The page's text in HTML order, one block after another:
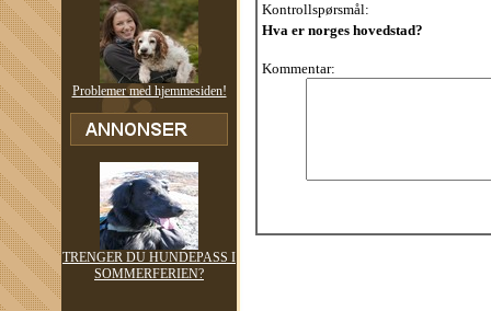
Problemer med hjemmesiden!
TRENGER DU HUNDEPASS I
SOMMERFERIEN?
Kontrollspørsmål:
Hva er norges hovedstad?
Kommentar: